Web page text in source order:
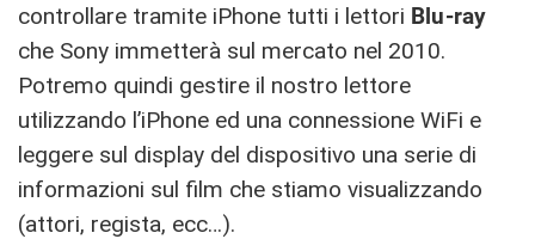
controllare tramite iPhone tutti i lettori Blu-ray
che Sony immetterà sul mercato nel 2010.
Potremo quindi gestire il nostro lettore
utilizzando l’iPhone ed una connessione WiFi e
leggere sul display del dispositivo una serie di
informazioni sul film che stiamo visualizzando
(attori, regista, ecc…).